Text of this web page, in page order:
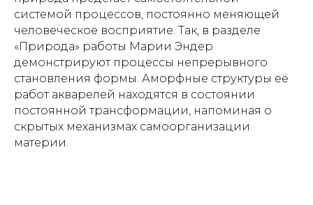
системой процессов, постоянно меняющей
человеческое восприятие. Так, в разделе
«Природа» работы Марии Эндер
демонстрируют процессы непрерывного
становления формы. Аморфные структуры её
работ акварелей находятся в состоянии
постоянной трансформации, напоминая о
скрытых механизмах самоорганизации
материи.